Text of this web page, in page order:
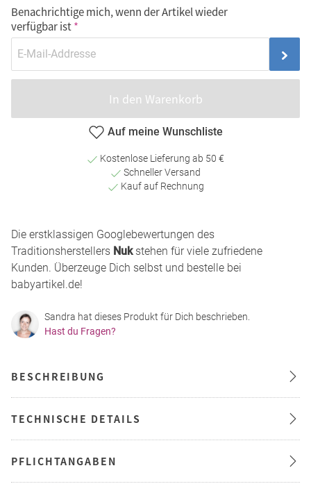
Benachrichtige mich, wenn der Artikel wieder
verfügbar ist
In den Warenkorb
Auf meine Wunschliste
Kostenlose Lieferung ab 50 €
Schneller Versand
Kauf auf Rechnung
Die erstklassigen Googlebewertungen des
Traditionsherstellers Nukstehen für viele zufriedene
Kunden. Überzeuge Dich selbst und bestelle bei
babyartikel.de!
Sandra hat dieses Produkt für Dich beschrieben.
Hast du Fragen?
BESCHREIBUNG
TECHNISCHE DETAILS
PFLICHTANGABEN